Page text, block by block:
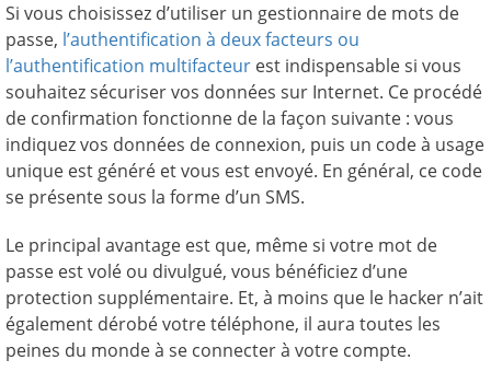
Si vous choisissez d’utiliser un gestionnaire de mots de
passe, l’authentification à deux facteurs ou
l’authentification multifacteur est indispensable si vous
souhaitez sécuriser vos données sur Internet. Ce procédé
de confirmation fonctionne de la façon suivante : vous
indiquez vos données de connexion, puis un code à usage
unique est généré et vous est envoyé. En général, ce code
se présente sous la forme d’un SMS.
Le principal avantage est que, même si votre mot de
passe est volé ou divulgué, vous bénéficiez d’une
protection supplémentaire. Et, à moins que le hacker n’ait
également dérobé votre téléphone, il aura toutes les
peines du monde à se connecter à votre compte.